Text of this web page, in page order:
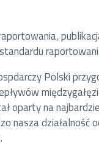
Polski
oparty na
nasza